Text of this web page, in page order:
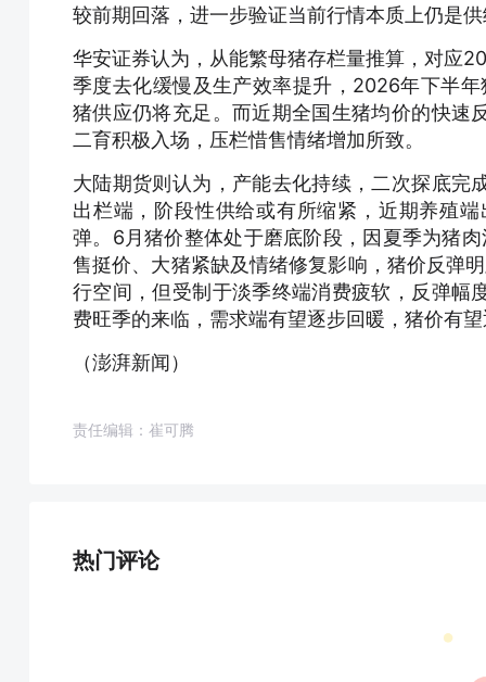
较前期回落，进一步验证当前行情本质上仍是
华安证券认为，从能繁母猪存栏量推算，对应
季度去化缓慢及生产效率提升，2026年下半
猪供应仍将充足。而近期全国生猪均价的快速
二育积极入场，压栏惜售情绪增加所致。
大陆期货则认为，产能去化持续，二次探底完
出栏端，阶段性供给或有所缩紧，近期养殖
弹。6月猪价整体处于磨底阶段，因夏季为猪
售挺价、大猪紧缺及情绪修复影响，猪价反弹
行空间，但受制于淡季终端消费疲软，反弹幅
费旺季的来临，需求端有望逐步回暖，猪价有
（澎湃新闻）
责任编辑：崔可腾
热门评论